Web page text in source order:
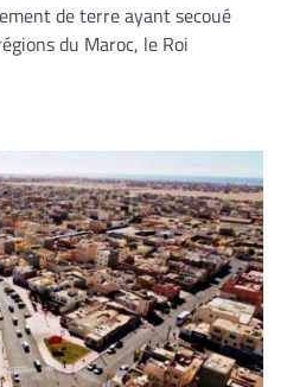
de terre ayant secoué
du Maroc, le Roi